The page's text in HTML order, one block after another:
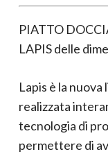
PIATTO
LAPIS delle
Lapis è la
realizzata
tecnologia di
permettere di